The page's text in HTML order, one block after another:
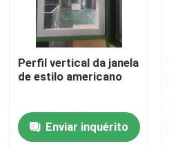
Produtos
Perfil vertical da janela
de estilo americano
Enviar inquérito